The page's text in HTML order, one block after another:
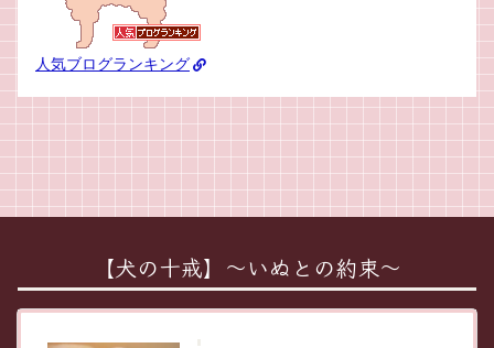
人気ブログランキング
【犬の十戒】～いぬとの約束～